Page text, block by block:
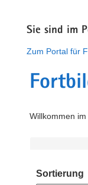
Sie sind im
Zum Portal für
Willkommen
Sortierung